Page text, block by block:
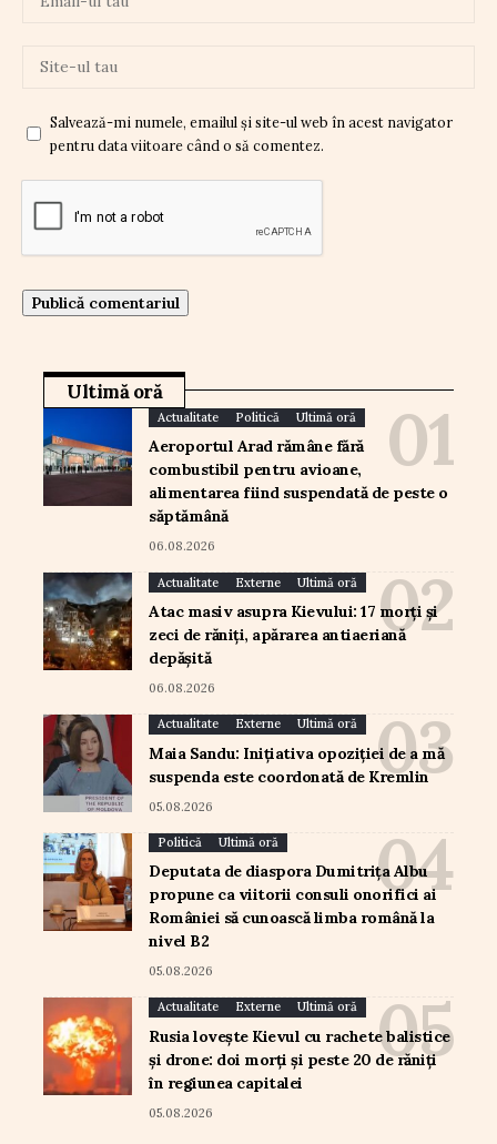
Salvează-mi numele, emailul și site-ul web în acest navigator
pentru data viitoare când o să comentez.
Ultimă oră
Actualitate Politică Ultimă oră
Aeroportul Arad rămâne fără
combustibil pentru avioane,
alimentarea fiind suspendată de peste o
săptămână
06.08.2026
Actualitate Externe Ultimă oră
Atac masiv asupra Kievului: 17 morți și
zeci de răniți, apărarea antiaeriană
depășită
06.08.2026
Actualitate Externe Ultimă oră
Maia Sandu: Inițiativa opoziției de a mă
suspenda este coordonată de Kremlin
05.08.2026
Politică Ultimă oră
Deputata de diaspora Dumitrița Albu
propune ca viitorii consuli onorifici ai
României să cunoască limba română la
nivel B2
05.08.2026
Actualitate Externe Ultimă oră
Rusia lovește Kievul cu rachete balistice
și drone: doi morți și peste 20 de răniți
în regiunea capitalei
05.08.2026